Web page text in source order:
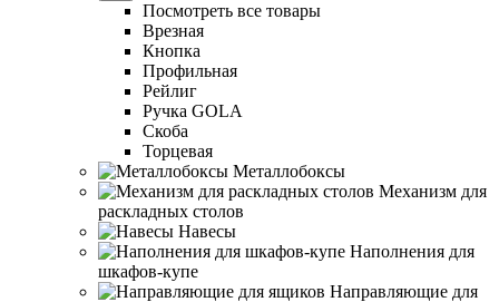
Посмотреть все товары
Врезная
Кнопка
Профильная
Рейлиг
Ручка GOLA
Скоба
Торцевая
Металлобоксы
Механизм для
раскладных столов
Навесы
Наполнения для
шкафов-купе
Направляющие для